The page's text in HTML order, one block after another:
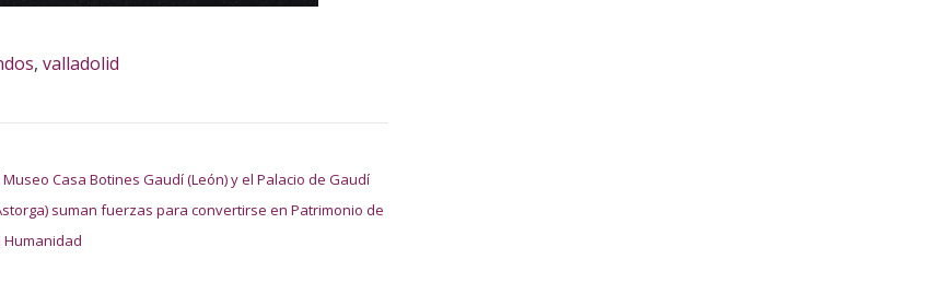
, valladolid
Museo Casa Botines Gaudí (León) y el Palacio de Gaudí
suman fuerzas para convertirse en Patrimonio de
Humanidad